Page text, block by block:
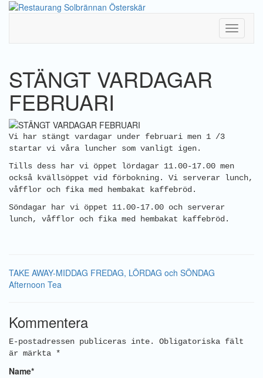
Toggle
STÄNGT VARDAGAR
FEBRUARI
Vi har stängt vardagar under februari men 1 /3
startar vi våra luncher som vanligt igen.
Tills dess har vi öppet lördagar 11.00-17.00 men
också kvällsöppet vid förbokning. Vi serverar lunch,
våfflor och fika med hembakat kaffebröd.
Söndagar har vi öppet 11.00-17.00 och serverar
lunch, våfflor och fika med hembakat kaffebröd.
TAKE AWAY-MIDDAG FREDAG, LÖRDAG och SÖNDAG
Afternoon Tea
Kommentera
E-postadressen publiceras inte.
Obligatoriska fält
är märkta *
Name*